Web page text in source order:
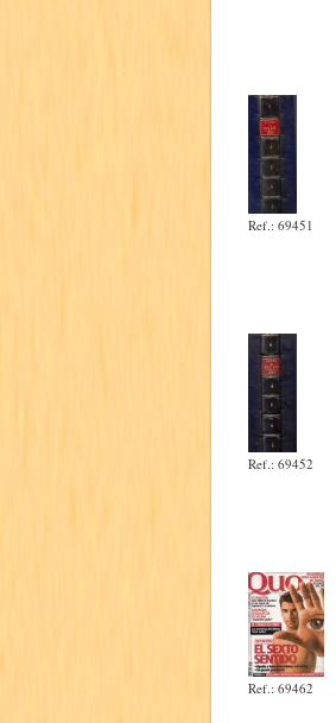
Ref.: 69451
Ref.: 69452
Ref.: 69462